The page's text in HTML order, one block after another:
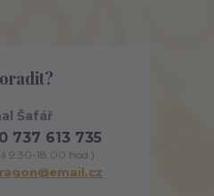
Šafář
737 613 735
9:30-18:00 hod.)